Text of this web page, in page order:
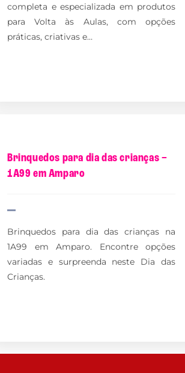
completa e especializada em produtos
para Volta às Aulas, com opções
práticas, criativas e…
Brinquedos para dia das crianças –
1A99 em Amparo
Brinquedos para dia das crianças na
1A99 em Amparo. Encontre opções
variadas e surpreenda neste Dia das
Crianças.